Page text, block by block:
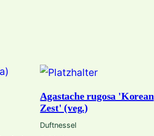
Agastache rugosa 'Korean
Zest' (veg.)
Duftnessel